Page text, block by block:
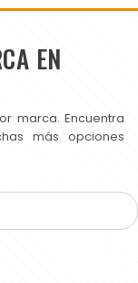
EN
marca. Encuentra
más opciones